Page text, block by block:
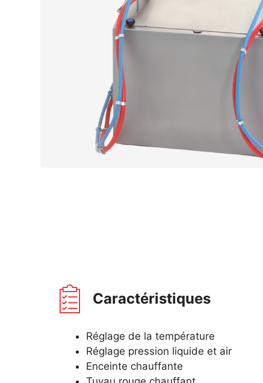
Cuiseur sous vide
Caractéristiques
Réglage de la température
Réglage pression liquide et air
Enceinte chauffante